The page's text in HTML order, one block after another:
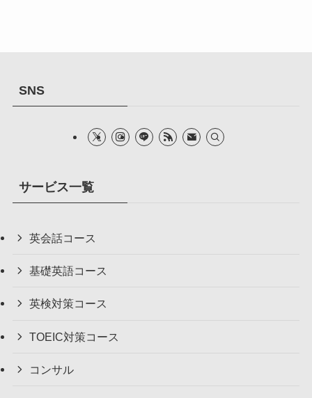
SNS
サービス一覧
英会話コース
基礎英語コース
英検対策コース
TOEIC対策コース
コンサル